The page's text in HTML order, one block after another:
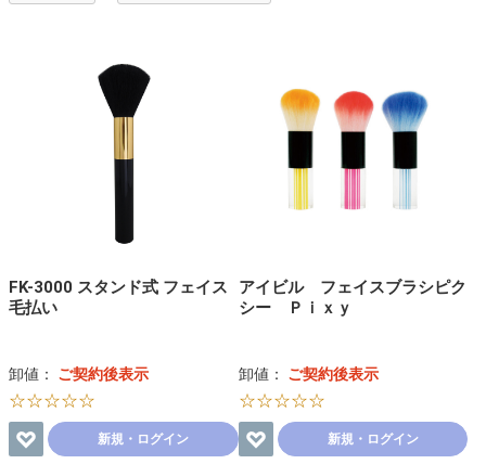
FK-3000 スタンド式 フェイス
毛払い
卸値： ご契約後表示
☆☆☆☆☆
新規・ログイン
アイビル フェイスブラシピク
シー Ｐｉｘｙ
卸値： ご契約後表示
☆☆☆☆☆
新規・ログイン